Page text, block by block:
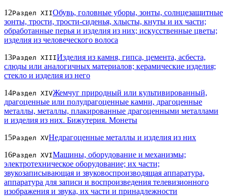
12Раздел XIIОбувь, головные уборы, зонты, солнцезащитные
зонты, трости, трости-сиденья, хлысты, кнуты и их части;
обработанные перья и изделия из них; искусственные цветы;
изделия из человеческого волоса
13Раздел XIIIИзделия из камня, гипса, цемента, асбеста,
слюды или аналогичных материалов; керамические изделия;
стекло и изделия из него
14Раздел XIVЖемчуг природный или культивированный,
драгоценные или полудрагоценные камни, драгоценные
металлы, металлы, плакированные драгоценными металлами
и изделия из них. Бижутерия. Монеты
15Раздел XVНедрагоценные металлы и изделия из них
16Раздел XVIМашины, оборудование и механизмы;
электротехническое оборудование; их части;
звукозаписывающая и звуковоспроизводящая аппаратура,
аппаратура для записи и воспроизведения телевизионного
изображения и звука, их части и принадлежности